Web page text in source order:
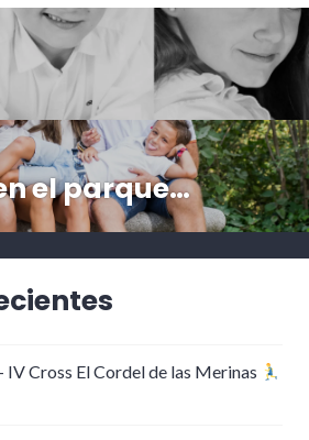
el parque…
IV Cross El Cordel de las Merinas